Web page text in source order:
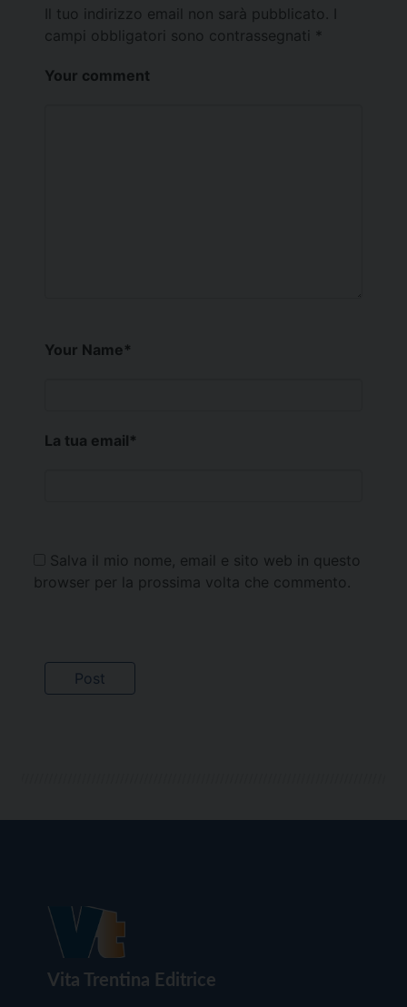
Il tuo indirizzo email non sarà pubblicato.
campi obbligatori sono contrassegnati *
Your comment
Your Name*
La tua email*
Salva il mio nome, email e sito web in questo
browser per la prossima volta che commento.
Vita Trentina Editrice